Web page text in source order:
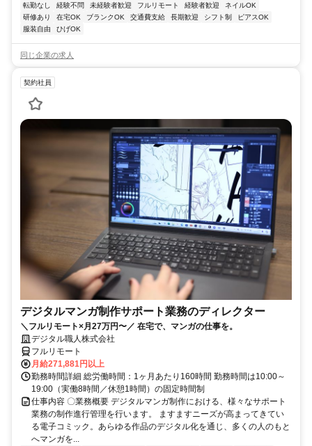
転勤なし
経験不問 未経験者歓迎 フルリモート 経験者歓迎
ネイルOK
研修あり
在宅OK ブランクOK 交通費支給 長期歓迎 シフト制
ピアスOK
服装自由
ひげOK
同じ企業の求人
契約社員
デジタルマンガ制作サポート業務のディレクター
＼フルリモート×月27万円〜／ 在宅で、マンガの仕事を。
デジタル職人株式会社
フルリモート
月給271,881円以上
勤務時間詳細 総労働時間：1ヶ月あたり160時間 勤務時間は10:00～
19:00（実働8時間／休憩1時間）の固定時間制
仕事内容 〇業務概要 デジタルマンガ制作における、様々なサポート
業務の制作進行管理を行います。 ますますニーズが高まってきてい
る電子コミック。あらゆる作品のデジタル化を通じ、多くの人のもと
へマンガを...